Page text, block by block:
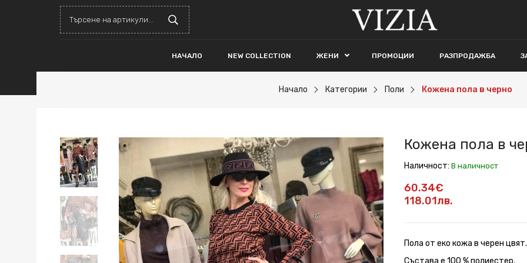
НАЧАЛО NEW COLLECTION ЖЕНИ ПРОМОЦИИ РАЗПРОДАЖБА
Начало Категории Поли Кожена пола в черно
Кожена пола в
Наличност: В наличност
60.34€
118.01лв.
Пола от еко кожа в черен
Състава е 100 % полиестер.